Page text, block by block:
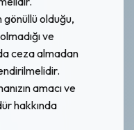
gönüllü olduğu,
ve
ceza almadan
amacı ve
hakkında